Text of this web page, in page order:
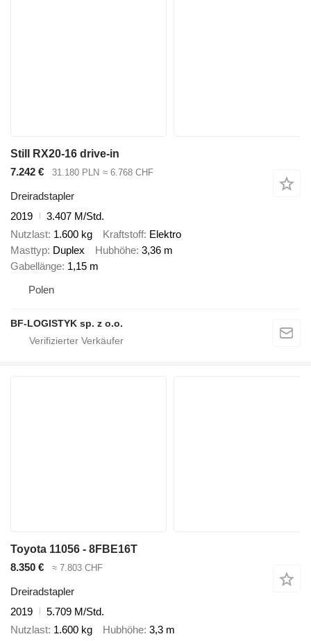
Still RX20-16 drive-in
7.242 €
31.180 PLN ≈ 6.768 CHF
Dreiradstapler
2019
3.407 M/Std.
Nutzlast 1.600 kg Kraftstoff Elektro
Masttyp Duplex Hubhöhe 3,36 m
Gabellänge 1,15 m
Polen
BF-LOGISTYK sp. z o.o.
Toyota 11056 - 8FBE16T
8.350 €
≈ 7.803 CHF
Dreiradstapler
2019
5.709 M/Std.
Nutzlast 1.600 kg Hubhöhe 3,3 m